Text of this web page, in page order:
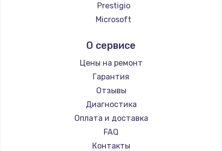
Ремонт ноутбуков Google
Ремонт ноутбуков Echips
Ремонт ноутбуков Predator
Ремонт ноутбуков iru
Ремонт ноутбуков Machenike
Ремонт ноутбуков DEXP
Ремонт ноутбуков Teclast
Ремонт ноутбуков CHUWI
Ремонт ноутбуков Colorful
Prestigio
Microsoft
Aquarius
Gigabyte
Aorus
Maibenben
Getac
Epson
Philips
LG
О сервисе
Цены на ремонт
Гарантия
Отзывы
Диагностика
Оплата и доставка
FAQ
Контакты